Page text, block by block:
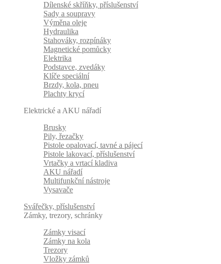
Dílenské skříňky, příslušenství
Sady a soupravy
Výměna oleje
Hydraulika
Stahováky, rozpínáky
Magnetické pomůcky
Elektrika
Podstavce, zvedáky
Klíče speciální
Brzdy, kola, pneu
Plachty krycí
Elektrické a AKU nářadí
Brusky
Pily, řezačky
Pistole opalovací, tavné a pájecí
Pistole lakovací, příslušenství
Vrtačky a vrtací kladiva
AKU nářadí
Multifunkční nástroje
Vysavače
Svářečky, příslušenství
Zámky, trezory, schránky
Zámky visací
Zámky na kola
Trezory
Vložky zámků